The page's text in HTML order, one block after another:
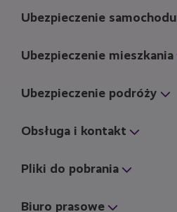
Ubezpieczenie samochodu
Ubezpieczenie mieszkania
Ubezpieczenie podróży
Obsługa i kontakt
Pliki do pobrania
Biuro prasowe